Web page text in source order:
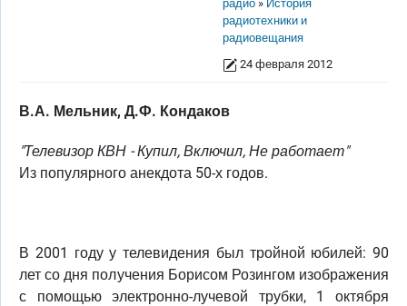
радио
История
радиотехники и
радиовещания
24 февраля 2012
В.А. Мельник, Д.Ф. Кондаков
"Телевизор КВН - Купил, Включил, Не работает"
Из популярного анекдота 50-х годов.
В 2001 году у телевидения был тройной юбилей: 90
лет со дня получения Борисом Розингом изображения
с помощью электронно-лучевой трубки, 1 октября